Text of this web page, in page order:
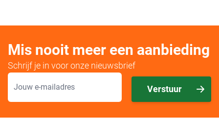
Mis nooit meer een aanbieding
Schrijf je in voor onze nieuwsbrief
E-mailadres
Verstuur